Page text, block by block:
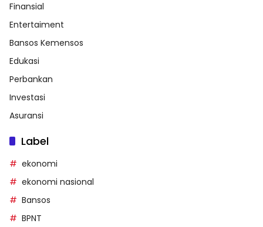
Finansial
Entertaiment
Bansos Kemensos
Edukasi
Perbankan
Investasi
Asuransi
Label
ekonomi
ekonomi nasional
Bansos
BPNT